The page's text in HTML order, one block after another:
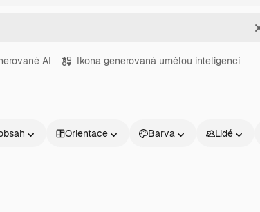
AI Ikona generovaná umělou inteligencí
Orientace Barva Lidé